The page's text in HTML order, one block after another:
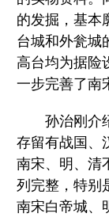
的发掘，基本
台城和外瓮城
高台均为据险
一步完善了南
孙治刚介绍
存留有战国、
南宋、明、清
列完整，特别
南宋白帝城、